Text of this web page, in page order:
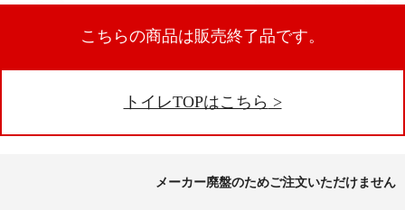
こちらの商品は販売終了品です。
トイレTOPはこちら
メーカー廃盤のためご注文いただけません